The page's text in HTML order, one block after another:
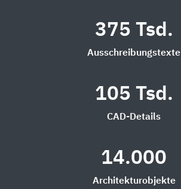
375 Tsd.
Ausschreibungstexte
105 Tsd.
CAD-Details
14.000
Architekturobjekte